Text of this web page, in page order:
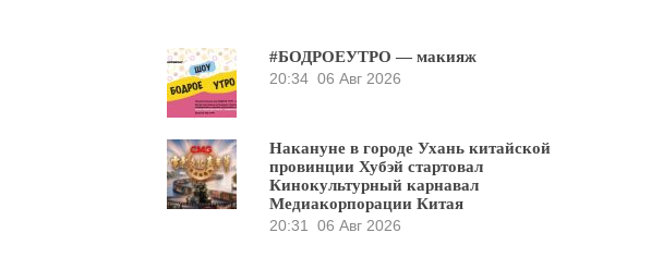
#БОДРОЕУТРО — макияж
20:34 06 Авг 2026
Накануне в городе Ухань китайской
провинции Хубэй стартовал
Кинокультурный карнавал
Медиакорпорации Китая
20:31
06 Авг 2026